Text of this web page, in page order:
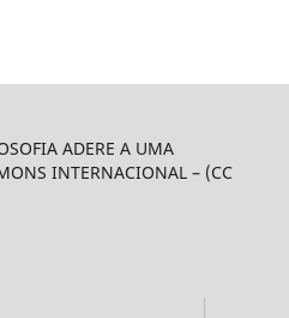
ADERE A UMA
INTERNACIONAL – (CC